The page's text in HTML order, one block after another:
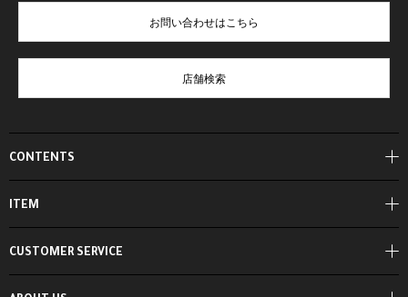
CONTENTS
ITEM
お問い合わせはこちら
店舗検索
CUSTOMER SERVICE